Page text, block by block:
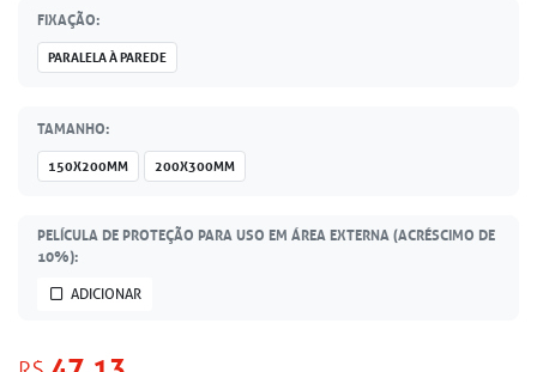
FIXAÇÃO:
PARALELA À PAREDE
TAMANHO:
150X200MM 200X300MM
PELÍCULA DE PROTEÇÃO PARA USO EM ÁREA EXTERNA (ACRÉSCIMO DE
10%):
ADICIONAR